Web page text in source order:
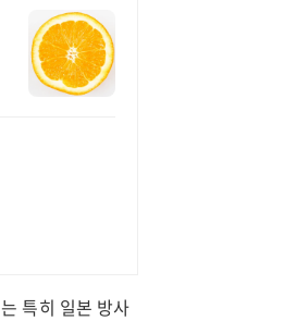
특히 일본 방사